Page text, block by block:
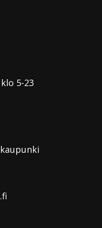
5-23